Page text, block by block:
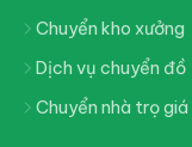
Chuyển kho xưởng
Dịch vụ chuyển đồ
Chuyển nhà trọ giá